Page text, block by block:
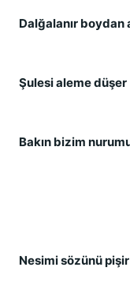
Dalğalanır boydan
Şulesi aleme düşer
Bakın bizim
Nesimi sözünü pişir